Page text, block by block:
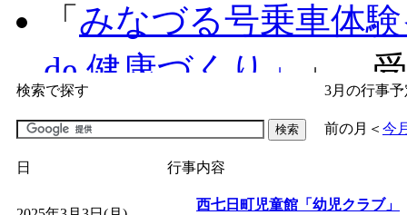
「 みなづる号乗車体
de 健康づくり」
」 受
「子育て交流広場「
間：2026/07/09～
検索で探す 3月の行事予
前の月 ＜ 今
日 行事内容
西七日町児童館「幼児クラブ」